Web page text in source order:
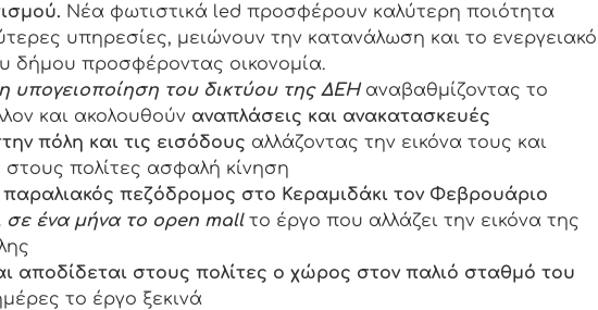
Νέα φωτιστικά led προσφέρουν καλύτερη ποιότητα
υπηρεσίες, μειώνουν την κατανάλωση και το ενεργειακό
δήμου προσφέροντας οικονομία.
η υπογειοποίηση του δικτύου της ΔΕΗαναβαθμίζοντας το
και ακολουθούν αναπλάσεις και ανακατασκευές
πόλη και τις εισόδους αλλάζοντας την εικόνα τους και
πολίτες ασφαλή κίνηση
παραλιακός πεζόδρομος στο Κεραμιδάκι τον Φεβρουάριο
σε ένα μήνα το open mallτο έργο που αλλάζει την εικόνα της
αποδίδεται στους πολίτες ο χώρος στον παλιό σταθμό του
το έργο ξεκινά